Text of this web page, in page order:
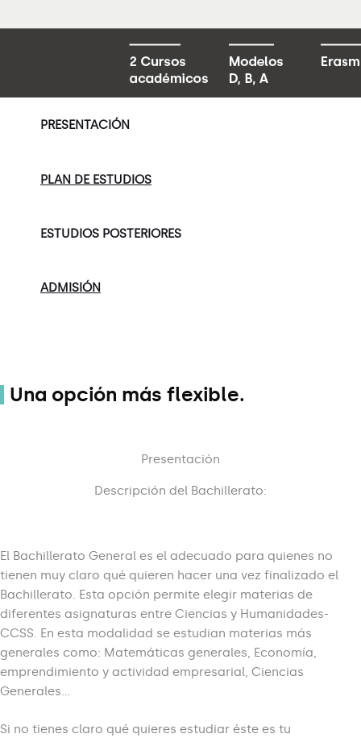
PRESENTACIÓN
PLAN DE ESTUDIOS
ESTUDIOS POSTERIORES
ADMISIÓN
Una opción más flexible.
Presentación
Descripción del Bachillerato:
El Bachillerato General es el adecuado para quienes no
tienen muy claro qué quieren hacer una vez finalizado el
Bachillerato. Esta opción permite elegir materias de
diferentes asignaturas entre Ciencias y Humanidades-
CCSS. En esta modalidad se estudian materias más
generales como: Matemáticas generales, Economía,
emprendimiento y actividad empresarial, Ciencias
Generales…
Si no tienes claro qué quieres estudiar éste es tu